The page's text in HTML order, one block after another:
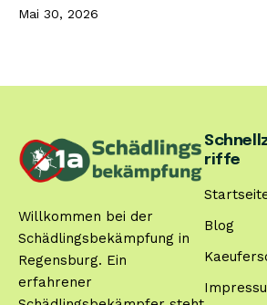
Mai 30, 2026
Willkommen bei der
Schädlingsbekämpfung in
Regensburg. Ein
erfahrener
riffe
Blog